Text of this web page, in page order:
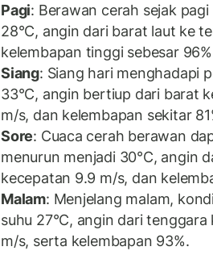
Pagi: Berawan cerah sejak
28°C, angin dari barat laut ke
kelembapan tinggi sebesar
Siang: Siang hari menghadapi
33°C, angin bertiup dari barat
m/s, dan kelembapan sekitar
Sore: Cuaca cerah berawan
menurun menjadi 30°C, angin
kecepatan 9.9 m/s, dan
Malam: Menjelang malam,
suhu 27°C, angin dari
m/s, serta kelembapan 93%.